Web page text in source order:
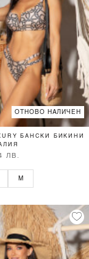
ОТНОВО НАЛИЧЕН
БАНСКИ БИКИНИ
ЛВ.
M